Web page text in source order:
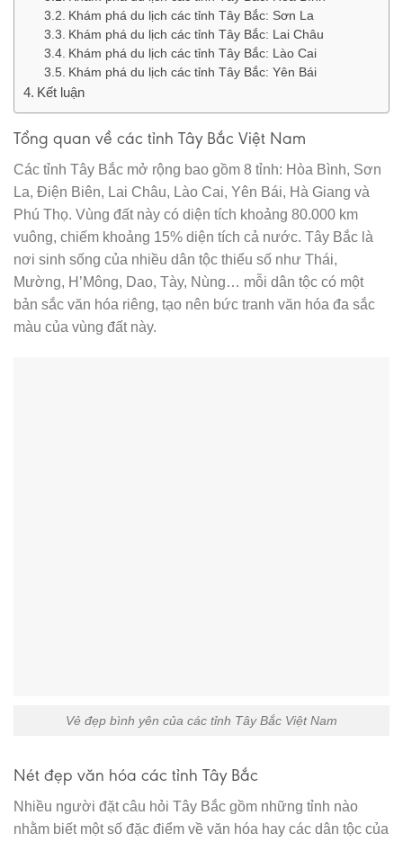
Khám phá du lịch các tỉnh Tây Bắc: Sơn La
Khám phá du lịch các tỉnh Tây Bắc: Lai Châu
Khám phá du lịch các tỉnh Tây Bắc: Lào Cai
Khám phá du lịch các tỉnh Tây Bắc: Yên Bái
Kết luận
Tổng quan về các tỉnh Tây Bắc Việt Nam
Các tỉnh Tây Bắc mở rộng bao gồm 8 tỉnh: Hòa Bình, Sơn
La, Điện Biên, Lai Châu, Lào Cai, Yên Bái, Hà Giang và
Phú Thọ. Vùng đất này có diện tích khoảng 80.000 km
vuông, chiếm khoảng 15% diện tích cả nước. Tây Bắc là
nơi sinh sống của nhiều dân tộc thiểu số như Thái,
Mường, H’Mông, Dao, Tày, Nùng… mỗi dân tộc có một
bản sắc văn hóa riêng, tạo nên bức tranh văn hóa đa sắc
màu của vùng đất này.
Vẻ đẹp bình yên của các tỉnh Tây Bắc Việt Nam
Nét đẹp văn hóa các tỉnh Tây Bắc
Nhiều người đặt câu hỏi Tây Bắc gồm những tỉnh nào
nhằm biết một số đặc điểm về văn hóa hay các dân tộc của